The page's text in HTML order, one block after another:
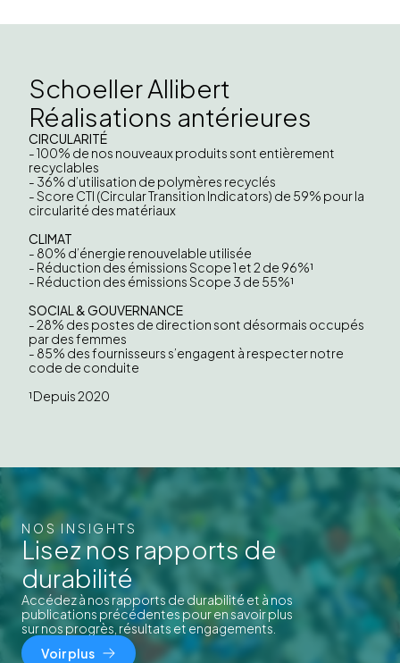
Schoeller Allibert
Réalisations antérieures
CIRCULARITÉ
- 100% de nos nouveaux produits sont entièrement
recyclables
- 36% d’utilisation de polymères recyclés
- Score CTI (Circular Transition Indicators) de 59% pour la
circularité des matériaux
CLIMAT
- 80% d’énergie renouvelable utilisée
- Réduction des émissions Scope 1 et 2 de 96%¹
- Réduction des émissions Scope 3 de 55%¹
SOCIAL & GOUVERNANCE
- 28% des postes de direction sont désormais occupés
par des femmes
- 85% des fournisseurs s’engagent à respecter notre
code de conduite
¹Depuis 2020
NOS INSIGHTS
Lisez nos rapports de
durabilité
Accédez à nos rapports de durabilité et à nos
publications précédentes pour en savoir plus
sur nos progrès, résultats et engagements.
Voir plus